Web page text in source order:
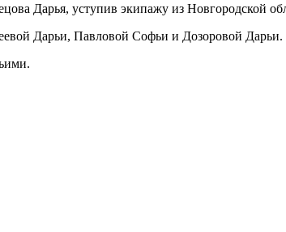
Дарья, уступив экипажу из Новгородской
Дарьи, Павловой Софьи и Дозоровой Дарьи.